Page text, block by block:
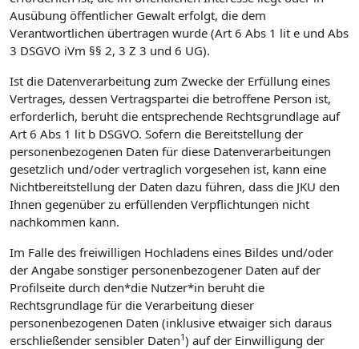
Ausübung öffentlicher Gewalt erfolgt, die dem
Verantwortlichen übertragen wurde (Art 6 Abs 1 lit e und Abs
3 DSGVO iVm §§ 2, 3 Z 3 und 6 UG).
Ist die Datenverarbeitung zum Zwecke der Erfüllung eines
Vertrages, dessen Vertragspartei die betroffene Person ist,
erforderlich, beruht die entsprechende Rechtsgrundlage auf
Art 6 Abs 1 lit b DSGVO. Sofern die Bereitstellung der
personenbezogenen Daten für diese Datenverarbeitungen
gesetzlich und/oder vertraglich vorgesehen ist, kann eine
Nichtbereitstellung der Daten dazu führen, dass die JKU den
Ihnen gegenüber zu erfüllenden Verpflichtungen nicht
nachkommen kann.
Im Falle des freiwilligen Hochladens eines Bildes und/oder
der Angabe sonstiger personenbezogener Daten auf der
Profilseite durch den*die Nutzer*in beruht die
Rechtsgrundlage für die Verarbeitung dieser
personenbezogenen Daten (inklusive etwaiger sich daraus
erschließender sensibler Daten1) auf der Einwilligung der